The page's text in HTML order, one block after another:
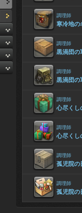
調理師
寒冷地の
調理師
黒渦団の
調理師
黒渦団の
調理師
心尽くし
調理師
心尽くし
調理師
孤児院の
調理師
孤児院の